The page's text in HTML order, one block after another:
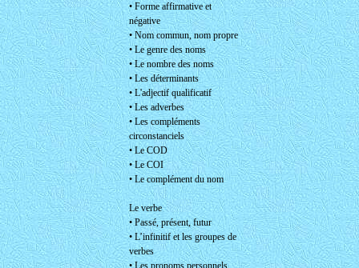
• Forme affirmative et
négative
• Nom commun, nom propre
• Le genre des noms
• Le nombre des noms
• Les déterminants
• L'adjectif qualificatif
• Les adverbes
• Les compléments
circonstanciels
• Le COD
• Le COI
• Le complément du nom
Le verbe
• Passé, présent, futur
• L’infinitif et les groupes de
verbes
• Les pronoms personnels